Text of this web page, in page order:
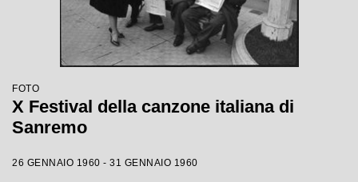
FOTO
X Festival della canzone italiana di
Sanremo
26 GENNAIO 1960 - 31 GENNAIO 1960